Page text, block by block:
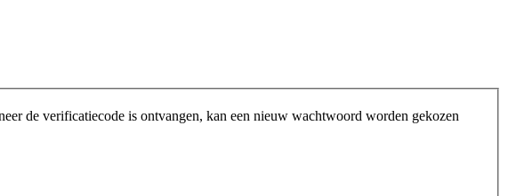
de verificatiecode is ontvangen, kan een nieuw wachtwoord worden gekozen